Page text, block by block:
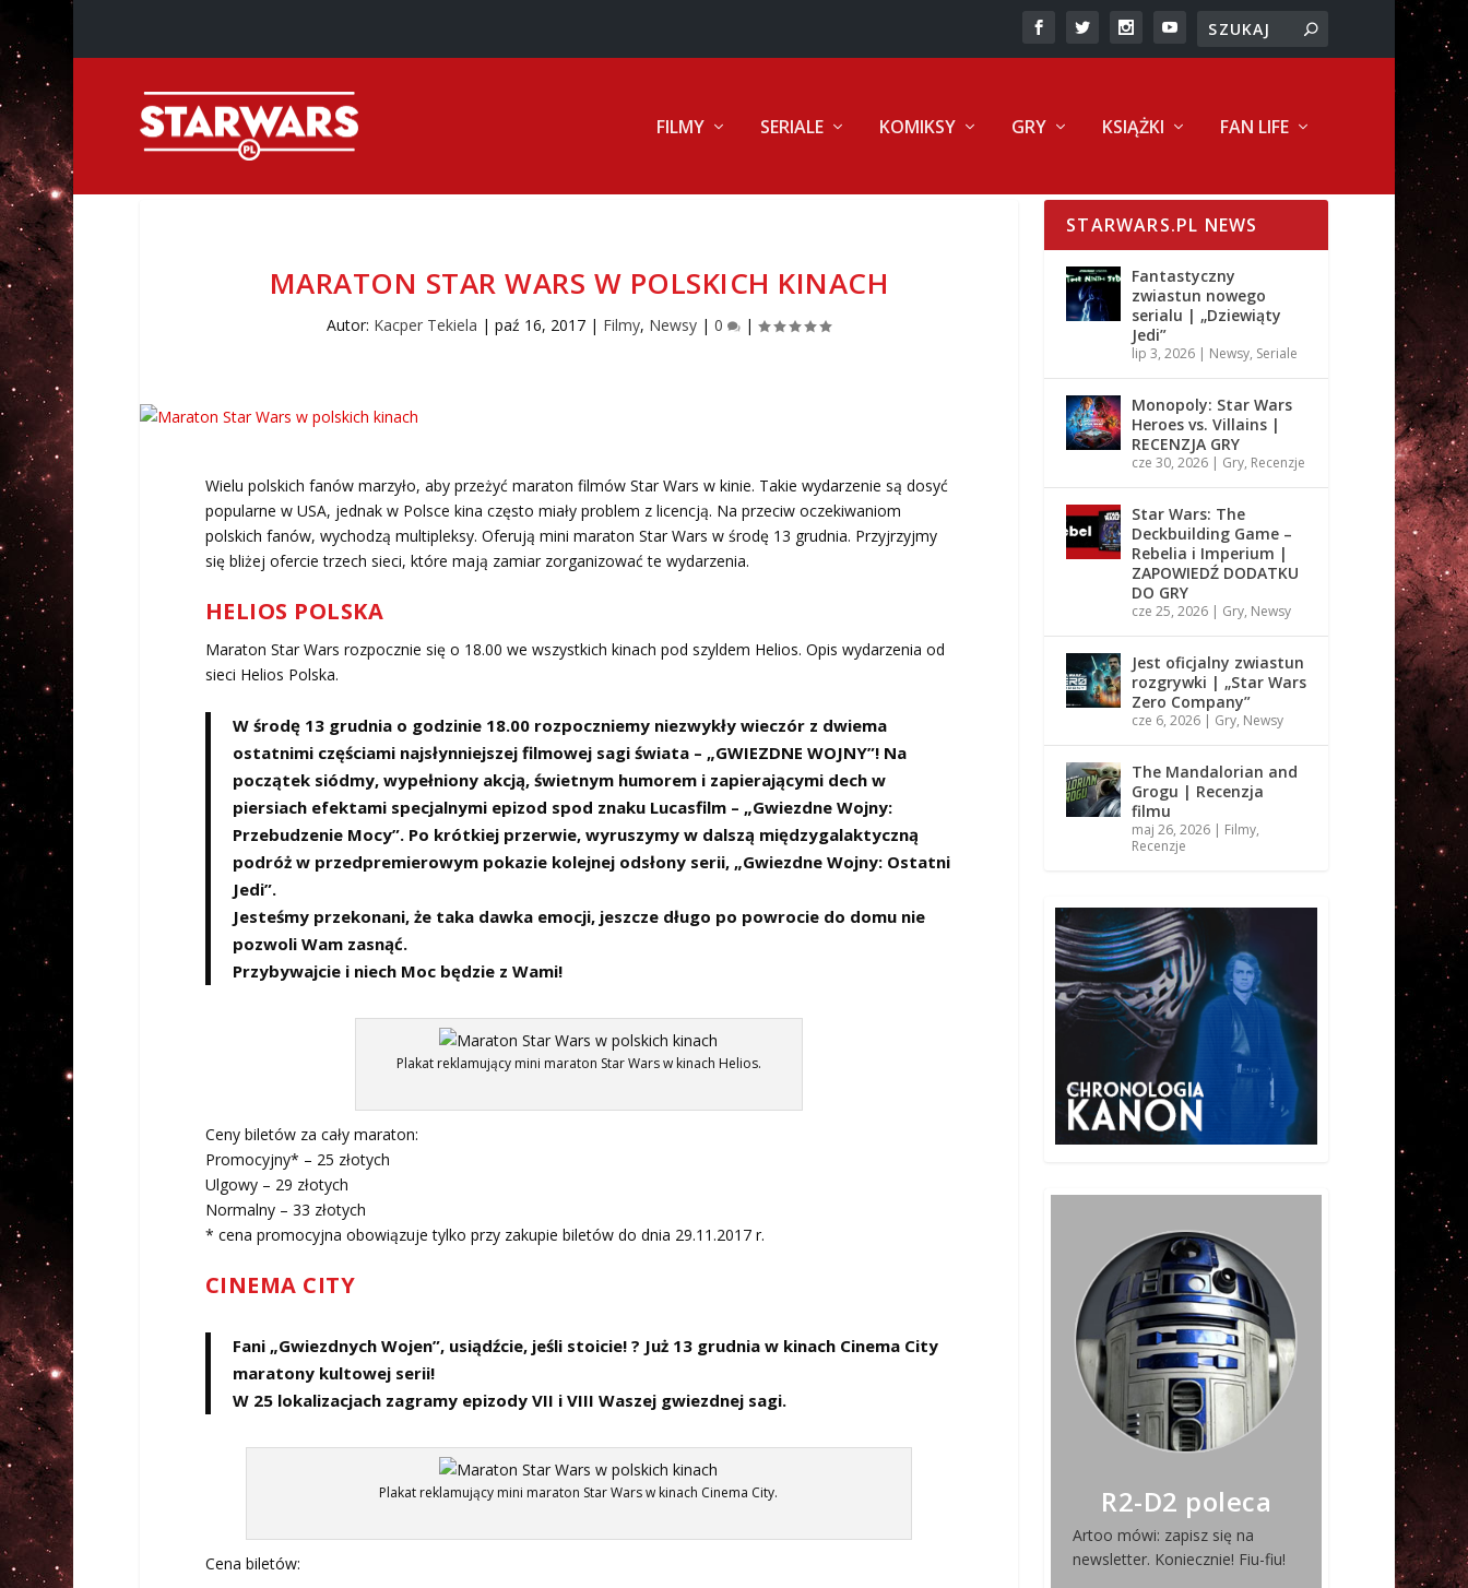
FILMY SERIALE KOMIKSY GRY KSIĄŻKI FAN LIFE
MARATON STAR WARS W POLSKICH KINACH
Autor: Kacper Tekiela |paź 16, 2017 | Filmy, Newsy |0 |
Wielu polskich fanów marzyło, aby przeżyć maraton filmów Star Wars w kinie. Takie wydarzenie są dosyć
popularne w USA, jednak w Polsce kina często miały problem z licencją. Na przeciw oczekiwaniom
polskich fanów, wychodzą multipleksy. Oferują mini maraton Star Wars w środę 13 grudnia. Przyjrzyjmy
się bliżej ofercie trzech sieci, które mają zamiar zorganizować te wydarzenia.
HELIOS POLSKA
Maraton Star Wars rozpocznie się o 18.00 we wszystkich kinach pod szyldem Helios. Opis wydarzenia od
sieci Helios Polska.
W środę 13 grudnia o godzinie 18.00 rozpoczniemy niezwykły wieczór z dwiema
ostatnimi częściami najsłynniejszej filmowej sagi świata – „GWIEZDNE WOJNY”! Na
początek siódmy, wypełniony akcją, świetnym humorem i zapierającymi dech w
piersiach efektami specjalnymi epizod spod znaku Lucasfilm – „Gwiezdne Wojny:
Przebudzenie Mocy”. Po krótkiej przerwie, wyruszymy w dalszą międzygalaktyczną
podróż w przedpremierowym pokazie kolejnej odsłony serii, „Gwiezdne Wojny: Ostatni
Jedi”.
Jesteśmy przekonani, że taka dawka emocji, jeszcze długo po powrocie do domu nie
pozwoli Wam zasnąć.
Przybywajcie i niech Moc będzie z Wami!
Plakat reklamujący mini maraton Star Wars w kinach Helios.
Ceny biletów za cały maraton:
Promocyjny* – 25 złotych
Ulgowy – 29 złotych
Normalny – 33 złotych
* cena promocyjna obowiązuje tylko przy zakupie biletów do dnia 29.11.2017 r.
CINEMA CITY
Fani „Gwiezdnych Wojen”, usiądźcie, jeśli stoicie! ? Już 13 grudnia w kinach Cinema City
maratony kultowej serii!
W 25 lokalizacjach zagramy epizody VII i VIII Waszej gwiezdnej sagi.
Plakat reklamujący mini maraton Star Wars w kinach Cinema City.
Cena biletów:
STARWARS.PL NEWS
Fantastyczny
zwiastun nowego
serialu | „Dziewiąty
Jedi”
lip 3, 2026 | Newsy, Seriale
Monopoly: Star Wars
Heroes vs. Villains |
RECENZJA GRY
cze 30, 2026 | Gry, Recenzje
Star Wars: The
Deckbuilding Game –
Rebelia i Imperium |
ZAPOWIEDŹ DODATKU
DO GRY
cze 25, 2026 | Gry, Newsy
Jest oficjalny zwiastun
rozgrywki | „Star Wars
Zero Company”
cze 6, 2026 | Gry, Newsy
The Mandalorian and
Grogu | Recenzja
filmu
maj 26, 2026 | Filmy,
Recenzje
R2-D2 poleca
Artoo mówi: zapisz się na
newsletter. Koniecznie! Fiu-fiu!